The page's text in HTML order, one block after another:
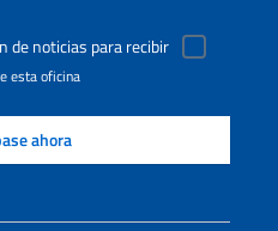
de noticias para recibir
esta oficina